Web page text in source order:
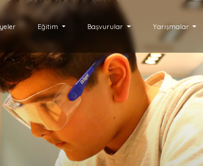
Eğitim Başvurular Yarışmalar